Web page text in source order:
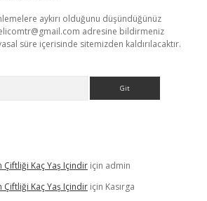
aykırı olduğunu düşündüğünüz
adresine bildirmeniz
süre içerisinde sitemizden kaldırılacaktır.
Kaç Yaş Içindir için admin
Kaç Yaş Içindir için Kasırga